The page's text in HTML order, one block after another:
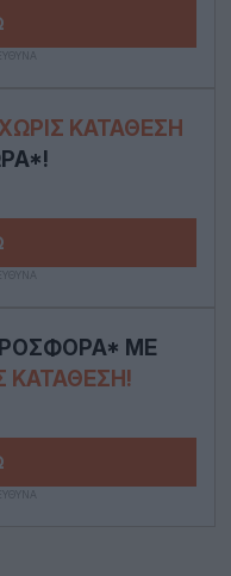
ΚΑΤΆΘΕΣΗ
ΜΕ
ΚΑΤΆΘΕΣΗ!